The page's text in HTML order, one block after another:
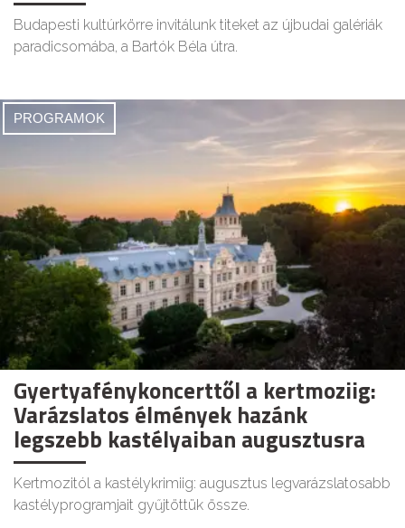
Budapesti kultúrkörre invitálunk titeket az újbudai galériák
paradicsomába, a Bartók Béla útra.
PROGRAMOK
Gyertyafénykoncerttől a kertmoziig:
Varázslatos élmények hazánk
legszebb kastélyaiban augusztusra
Kertmozitól a kastélykrimiig: augusztus legvarázslatosabb
kastélyprogramjait gyűjtöttük össze.